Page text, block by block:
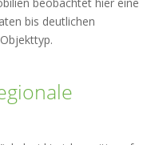
bis deutlichen